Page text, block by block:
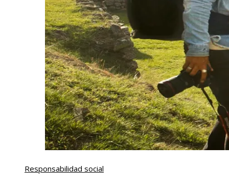
Responsabilidad social